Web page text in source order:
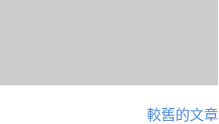
較舊的文章